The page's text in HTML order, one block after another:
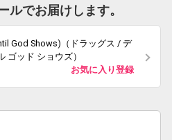
ルでお届けします。
God Shows)（ドラッグス / デ
ゴッド ショウズ）
お気に入り登録